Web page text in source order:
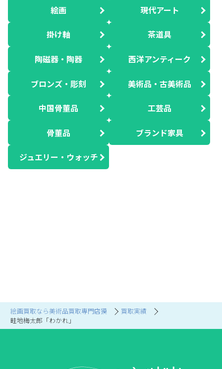
絵画買取なら美術品買取専門店獏
買取実績
畦地梅太郎「わかれ」
絵画 現代アート
掛け軸 茶道具
陶磁器・陶器 西洋アンティーク
ブロンズ・彫刻 美術品・古美術品
中国骨董品 工芸品
骨董品 ブランド家具
ジュエリー・ウォッチ